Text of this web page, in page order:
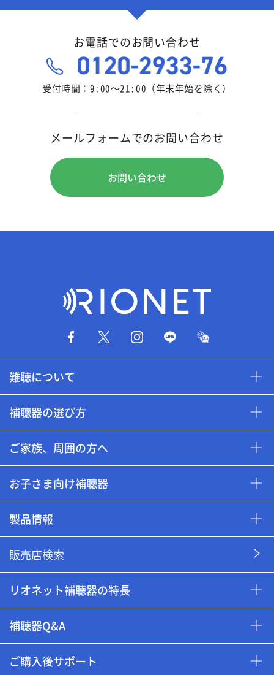
お電話でのお問い合わせ
受付時間：9:00～21:00（年末年始を除く）
メールフォームでのお問い合わせ
お問い合わせ
難聴について
補聴器の選び方
ご家族、周囲の方へ
お子さま向け補聴器
製品情報
販売店検索
リオネット補聴器の特長
補聴器Q&A
ご購入後サポート